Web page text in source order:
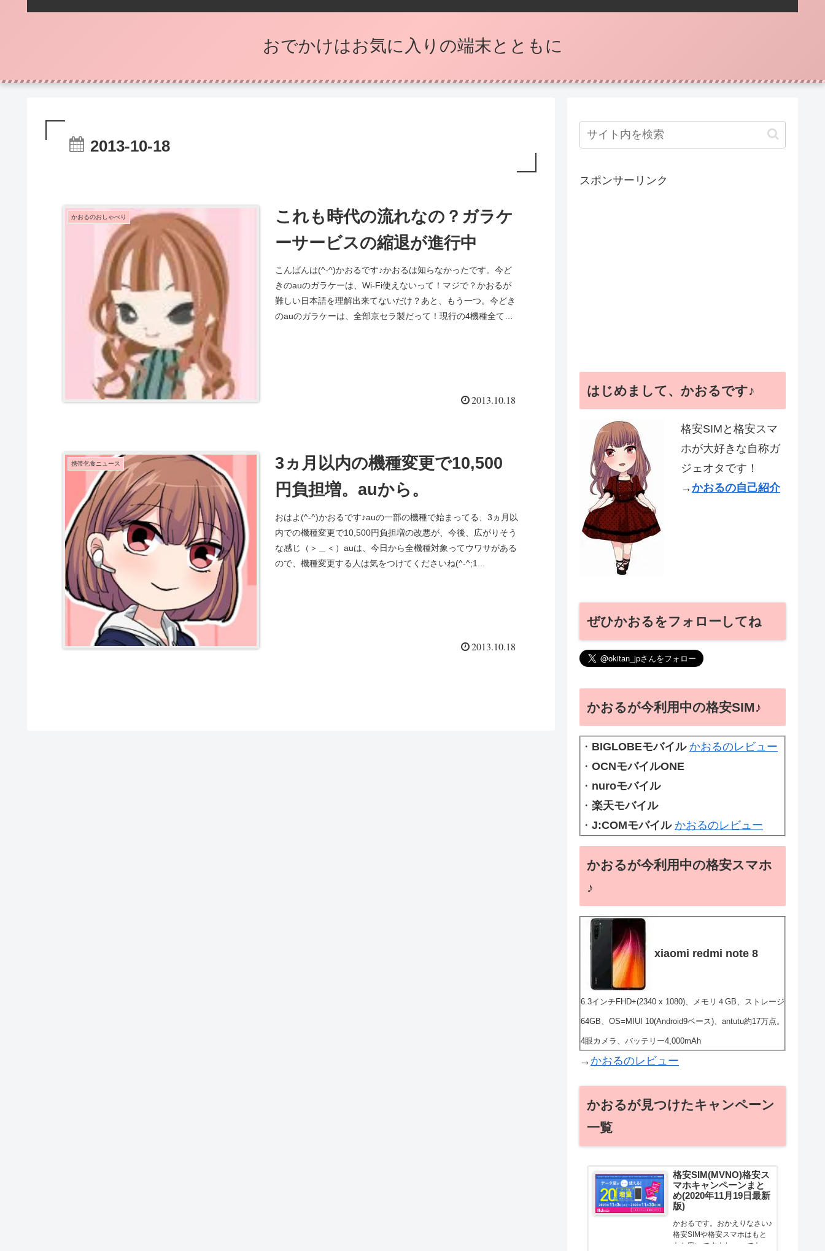
おでかけはお気に入りの端末とともに
2013-10-18
かおるのおしゃべり
これも時代の流れなの？ガラケ
ーサービスの縮退が進行中
こんばんは(^-^)かおるです♪かおるは知らなかったです。今ど
きのauのガラケーは、Wi-Fi使えないって！マジで？かおるが
難しい日本語を理解出来てないだけ？あと、もう一つ。今どき
のauのガラケーは、全部京セラ製だって！現行の4機種全て、
2013.10.18
携帯乞食ニュース
3ヵ月以内の機種変更で10,500
円負担増。auから。
おはよ(^-^)かおるです♪auの一部の機種で始まってる、3ヵ月以
内での機種変更で10,500円負担増の改悪が、今後、広がりそう
な感じ（＞＿＜）auは、今日から全機種対象ってウワサがある
ので、機種変更する人は気をつけてくださいね(^-^;1...
2013.10.18
スポンサーリンク
はじめまして、かおるです♪
格安SIMと格安スマ
ホが大好きな自称ガ
ジェオタです！
→かおるの自己紹介
ぜひかおるをフォローしてね
かおるが今利用中の格安SIM♪
・ BIGLOBEモバイル かおるのレビュー
・ OCNモバイルONE
・ nuroモバイル
・ 楽天モバイル
・ J:COMモバイル かおるのレビュー
かおるが今利用中の格安スマホ
♪
xiaomi redmi note 8
6.3インチFHD+(2340 x 1080)、メモリ４GB、ストレージ
64GB、OS=MIUI 10(Android9ベース)、antutu約17万点。
4眼カメラ、バッテリー4,000mAh
→かおるのレビュー
かおるが見つけたキャンペーン
一覧
格安SIM(MVNO)格安ス
マホキャンペーンまと
め(2020年11月19日最新
版)
かおるです。おかえりなさい♪
格安SIMや格安スマホはもと
もと安いですよねー。でも！